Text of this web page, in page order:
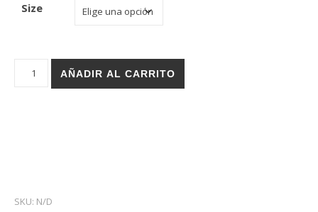
Size
Holz skateboard complete - Stairs Florence cantidad
AÑADIR AL CARRITO
SKU: N/D